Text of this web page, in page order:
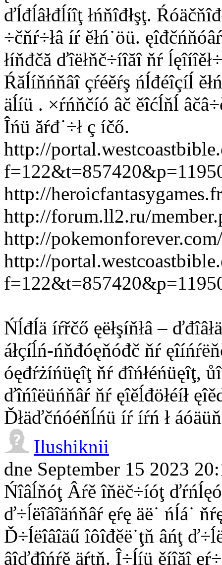
ďĺđĺâłđĺíîţ łńňîđłşţ.
÷čňŕ÷łâ íŕ ěłń˙öü.
łíňđčă ďîëłňč÷íîăî ňŕ
Ŕăĺíňńňâî çŕéěŕş ńĺđéîçíĺ
äĺíü . ×ŕńňčíó âč ěîćĺňĺ
Îńü ăŕđ˙÷ł ç íčő.
http://
http://
http://forum.ll2.ru/
http://
http://
Ńĺđĺä íŕřčő ęëłşíňłâ –
áłçíĺń-ńňđóęňóđč ňŕ
óęđŕżíńüęîţ ňŕ đîńłéńüęîţ, ůî
ďîńîëüńňâŕ ňŕ ęîěĺđöłéíł
Ďłäďčńóéňĺńü íŕ íŕń ł
Ilushiknii
dne September 15 2023
Ńîâĺňóţ Âŕě îňëč÷íóţ
ď÷ĺëîâîäńňâŕ ęŕę äë˙ ńĺá˙
Ď÷ĺëîâîäű îôîđěë˙ţň âńţ
âîďđîńŕě äŕţň. Î÷ĺíü ěíîăî